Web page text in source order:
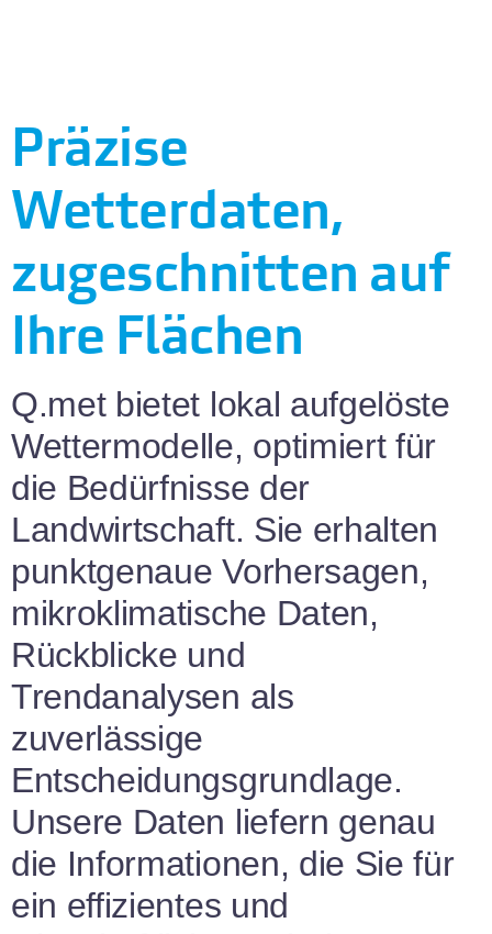
Präzise
Wetterdaten,
zugeschnitten auf
Ihre Flächen
Q.met bietet lokal aufgelöste
Wettermodelle, optimiert für
die Bedürfnisse der
Landwirtschaft. Sie erhalten
punktgenaue Vorhersagen,
mikroklimatische Daten,
Rückblicke und
Trendanalysen als
zuverlässige
Entscheidungsgrundlage.
Unsere Daten liefern genau
die Informationen, die Sie für
ein effizientes und